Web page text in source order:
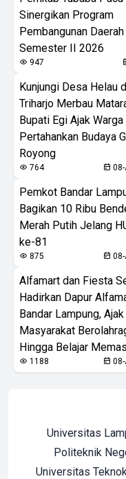
Sinergikan Program
Pembangunan
Semester II 2026
947
Kunjungi Desa Helau
Triharjo Merbau
Bupati Egi Ajak Warga
Pertahankan Budaya
Royong
764
Pemkot Bandar
Bagikan 10 Ribu
Merah Putih Jelang
ke-81
875
Alfamart dan Fiesta
Hadirkan Dapur
Bandar Lampung, Ajak
Masyarakat
Hingga Belajar
1188
Universitas
Politeknik
Universitas